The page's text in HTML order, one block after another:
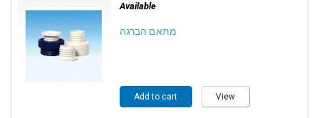
Available
מתאם הברגה
Add to cart View